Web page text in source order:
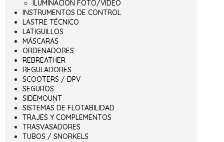
ILUMINACIÓN FOTO/VIDEO
INSTRUMENTOS DE CONTROL
LASTRE TÉCNICO
LATIGUILLOS
MÁSCARAS
ORDENADORES
REBREATHER
REGULADORES
SCOOTERS / DPV
SEGUROS
SIDEMOUNT
SISTEMAS DE FLOTABILIDAD
TRAJES Y COMPLEMENTOS
TRASVASADORES
TUBOS / SNORKELS